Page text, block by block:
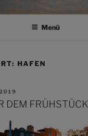
Menü
HAFEN
DEM FRÜHSTÜCK